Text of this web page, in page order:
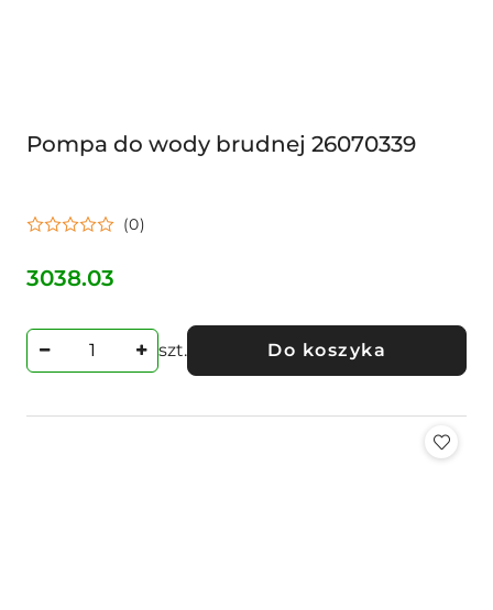
Pompa do wody brudnej 26070339
(0)
Cena:
3038.03
szt. Do koszyka